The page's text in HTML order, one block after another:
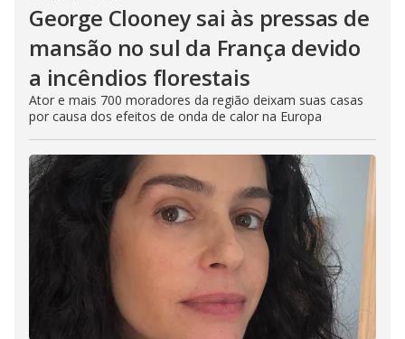
George Clooney sai às pressas de
mansão no sul da França devido
a incêndios florestais
Ator e mais 700 moradores da região deixam suas casas
por causa dos efeitos de onda de calor na Europa